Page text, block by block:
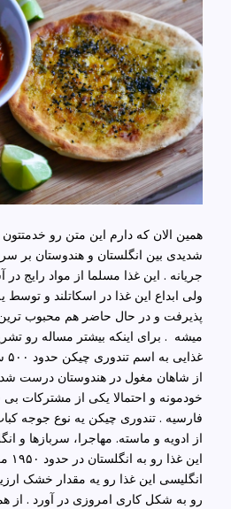
همین الان که دارم این متن رو
شدیدی بین انگلستان و هندوستان بر
جریانه . این غذا مسلما از مواد رایج
ولی ابداع این غذا در اسکاتلند و
پذیرفت و در حال حاضر هم محبوب ترین
میشه . برای اینکه بیشتر مساله رو
از شاهان مغول در هندوستان درست شد .
خودمونه و احتمالا یکی از مشترکات
فارسیه . تندوری چیکن یه نوع جوجه
از ادویه و ماسته. مهاجرا، سربازها و
انگلیسی این غذا رو یه مقدار خشک
رو به شکل کاری امروزی در آورد . از همه